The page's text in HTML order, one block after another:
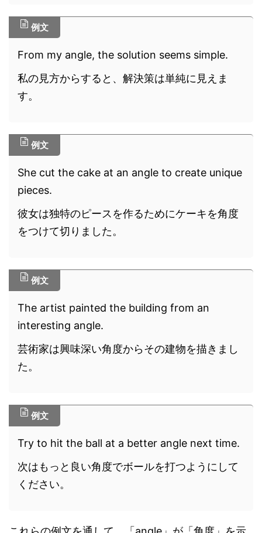
例文
From my angle, the solution seems simple.
私の見方からすると、解決策は単純に見えま
す。
例文
She cut the cake at an angle to create unique
pieces.
彼女は独特のピースを作るためにケーキを角度
をつけて切りました。
例文
The artist painted the building from an
interesting angle.
芸術家は興味深い角度からその建物を描きまし
た。
例文
Try to hit the ball at a better angle next time.
次はもっと良い角度でボールを打つようにして
ください。